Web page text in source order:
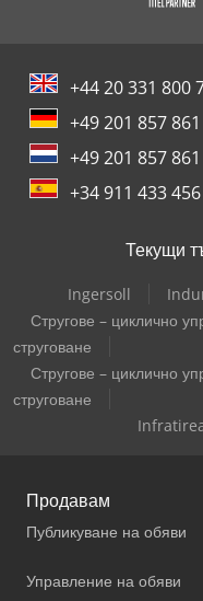
+44 20 331 800
+49 201 857
+49 201 857
+34 911 433 456
Текущи
Ingersoll
Стругове – циклично
струговане
Стругове – циклично
струговане
Продавам
Публикуване на обяви
Управление на обяви